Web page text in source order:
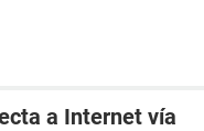
a Internet vía